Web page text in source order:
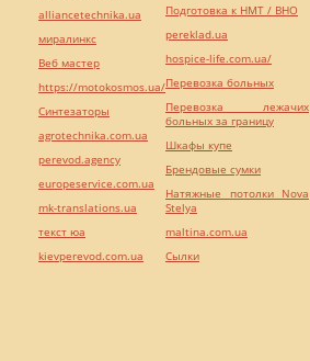
alliancetechnika.ua
миралинкс
Веб мастер
https://motokosmos.ua/
Синтезаторы
agrotechnika.com.ua
perevod.agency
europeservice.com.ua
mk-translations.ua
текст юа
kievperevod.com.ua
Подготовка к НМТ / ВНО
pereklad.ua
hospice-life.com.ua/
Перевозка больных
Перевозка лежачих
больных за границу
Шкафы купе
Брендовые сумки
Натяжные потолки Nova
Stelya
maltina.com.ua
Cылки